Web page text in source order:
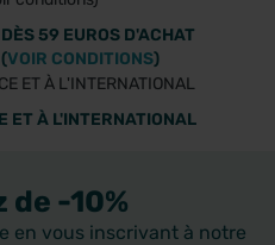
59 EUROS D'ACHAT
VOIR CONDITIONS)
ET À L'INTERNATIONAL
-10%
en vous inscrivant à notre